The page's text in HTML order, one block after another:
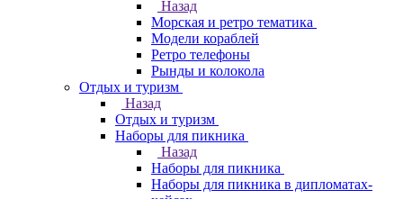
Назад
Морская и ретро тематика
Модели кораблей
Ретро телефоны
Рынды и колокола
Отдых и туризм
Назад
Отдых и туризм
Наборы для пикника
Назад
Наборы для пикника
Наборы для пикника в дипломатах-